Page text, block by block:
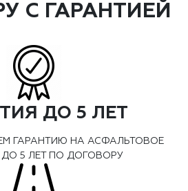
С ГАРАНТИЕЙ
ДО 5 ЛЕТ
ГАРАНТИЮ НА АСФАЛЬТОВОЕ
ДО 5 ЛЕТ ПО ДОГОВОРУ